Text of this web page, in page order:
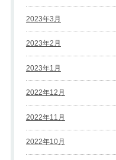
2023年3月
2023年2月
2023年1月
2022年12月
2022年11月
2022年10月